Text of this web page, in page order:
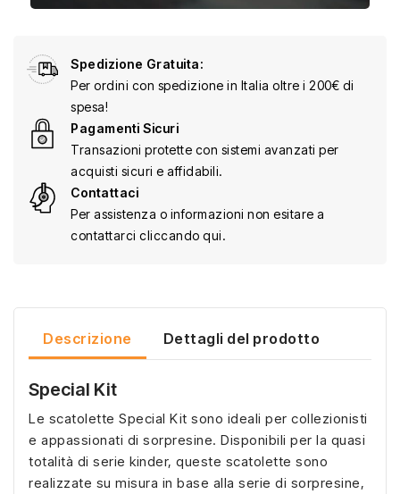
Spedizione Gratuita:
Per ordini con spedizione in Italia oltre i 200€ di
spesa!
Pagamenti Sicuri
Transazioni protette con sistemi avanzati per
acquisti sicuri e affidabili.
Contattaci
Per assistenza o informazioni non esitare a
contattarci cliccando qui.
Descrizione Dettagli del prodotto
Special Kit
Le scatolette Special Kit sono ideali per collezionisti
e appassionati di sorpresine. Disponibili per la quasi
totalità di serie kinder, queste scatolette sono
realizzate su misura in base alla serie di sorpresine,